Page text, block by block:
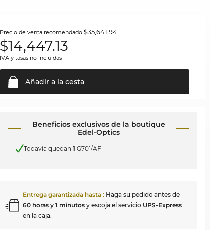
Precio de venta recomendado$35,641.94
$14,447.13
IVA y tasas no incluidas
Añadir a la cesta
Beneficios exclusivos de la boutique
Edel-Optics
Todavía quedan1 G701/AF
Entrega garantizada hasta: Haga su pedido antes de
60 horas y 1 minutos y escoja el servicio UPS-Express
en la caja.